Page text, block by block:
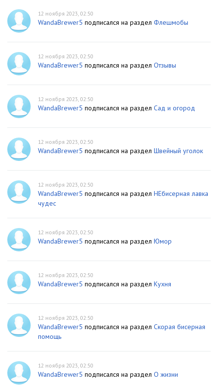
12 ноября 2023, 02:50
WandaBrewer5 подписался на раздел Флешмобы
12 ноября 2023, 02:50
WandaBrewer5 подписался на раздел Отзывы
12 ноября 2023, 02:50
WandaBrewer5 подписался на раздел Сад и огород
12 ноября 2023, 02:50
WandaBrewer5 подписался на раздел Швейный уголок
12 ноября 2023, 02:50
WandaBrewer5 подписался на раздел НЕбисерная лавка
чудес
12 ноября 2023, 02:50
WandaBrewer5 подписался на раздел Юмор
12 ноября 2023, 02:50
WandaBrewer5 подписался на раздел Кухня
12 ноября 2023, 02:50
WandaBrewer5 подписался на раздел Скорая бисерная
помощь
12 ноября 2023, 02:50
WandaBrewer5 подписался на раздел О жизни